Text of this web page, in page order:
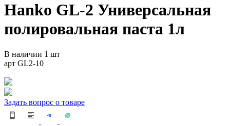
Hanko GL-2 Универсальная
полировальная паста 1л
В наличии 1 шт
арт GL2-10
Задать вопрос о товаре